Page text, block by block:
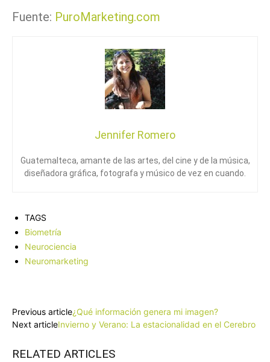
Fuente: PuroMarketing.com
Jennifer Romero
Guatemalteca, amante de las artes, del cine y de la música,
diseñadora gráfica, fotografa y músico de vez en cuando.
TAGS
Biometría
Neurociencia
Neuromarketing
Previous article¿Qué información genera mi imagen?
Next articleInvierno y Verano: La estacionalidad en el Cerebro
RELATED ARTICLES